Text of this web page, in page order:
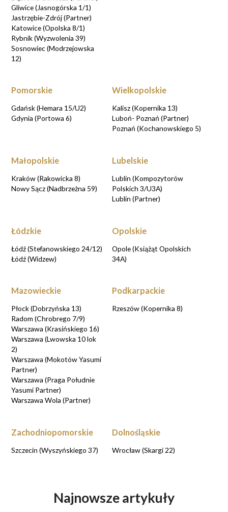
Gliwice (Jasnogórska 1/1)
Jastrzębie-Zdrój (Partner)
Katowice (Opolska 8/1)
Rybnik (Wyzwolenia 39)
Sosnowiec (Modrzejowska
12)
Pomorskie
Gdańsk (Hemara 15/U2)
Gdynia (Portowa 6)
Wielkopolskie
Kalisz (Kopernika 13)
Luboń- Poznań (Partner)
Poznań (Kochanowskiego 5)
Małopolskie
Kraków (Rakowicka 8)
Nowy Sącz (Nadbrzeżna 59)
Lubelskie
Lublin (Kompozytorów
Polskich 3/U3A)
Lublin (Partner)
Łódzkie
Łódź (Stefanowskiego 24/12)
Łódź (Widzew)
Opolskie
Opole (Książąt Opolskich
34A)
Mazowieckie
Płock (Dobrzyńska 13)
Radom (Chrobrego 7/9)
Warszawa (Krasińskiego 16)
Warszawa (Lwowska 10 lok
2)
Warszawa (Mokotów Yasumi
Partner)
Warszawa (Praga Południe
Yasumi Partner)
Warszawa Wola (Partner)
Podkarpackie
Rzeszów (Kopernika 8)
Zachodniopomorskie
Szczecin (Wyszyńskiego 37)
Dolnośląskie
Wrocław (Skargi 22)
Najnowsze artykuły